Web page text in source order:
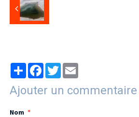
PartagerFacebook
Twitter
Ajouter un commentaire
Nom